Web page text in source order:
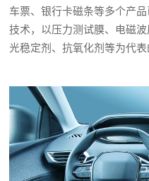
车票、银行卡磁条等多个产
技术，以压力测试膜、电磁
光稳定剂、抗氧化剂等为代